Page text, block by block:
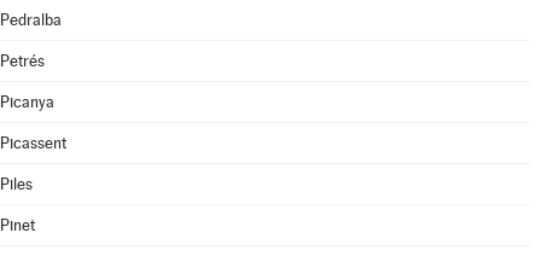
Pedralba
Petrés
Picanya
Picassent
Piles
Pinet